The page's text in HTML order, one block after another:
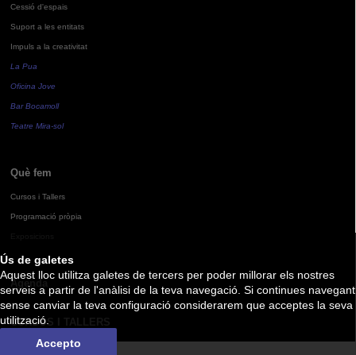
Ús de galetes
Aquest lloc utilitza galetes de tercers per poder millorar els nostres
serveis a partir de l'anàlisi de la teva navegació. Si continues navegant
sense canviar la teva configuració considerarem que acceptes la seva
utilització.
Accepto
Cessió d'espais
Suport a les entitats
Impuls a la creativitat
La Pua
Oficina Jove
Bar Bocamoll
Teatre Mira-sol
Què fem
Cursos i Tallers
Programació pròpia
Agenda
CURSOS I TALLERS